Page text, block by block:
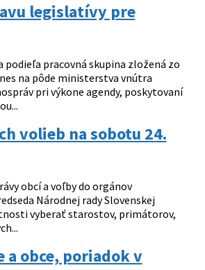
legislatívy pre
pracovná skupina zložená zo
na pôde ministerstva vnútra
pri výkone agendy, poskytovaní
volieb na sobotu 24.
obcí a voľby do orgánov
Národnej rady Slovenskej
vyberať starostov, primátorov,
obce, poriadok v